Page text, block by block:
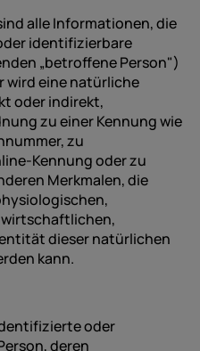
alle Informationen, die
identifizierbare
„betroffene Person")
wird eine natürliche
oder indirekt,
zu einer Kennung wie
zu
Kennung oder zu
Merkmalen, die
dieser natürlichen
kann.
oder
deren